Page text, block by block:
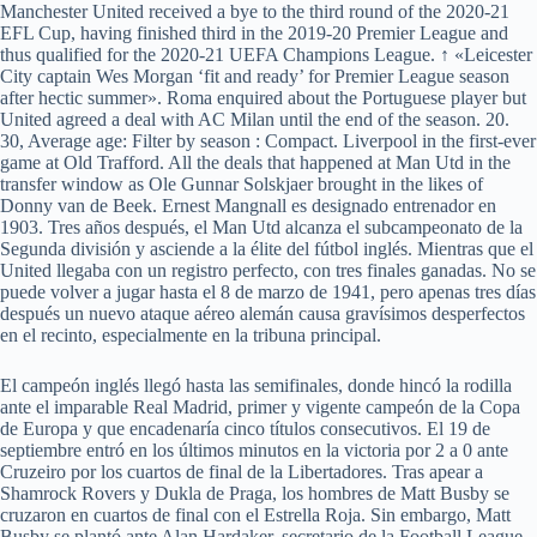
Manchester United received a bye to the third round of the 2020-21
EFL Cup, having finished third in the 2019-20 Premier League and
thus qualified for the 2020-21 UEFA Champions League. ↑ «Leicester
City captain Wes Morgan ‘fit and ready’ for Premier League season
after hectic summer». Roma enquired about the Portuguese player but
United agreed a deal with AC Milan until the end of the season. 20.
30, Average age: Filter by season : Compact. Liverpool in the first-ever
game at Old Trafford. All the deals that happened at Man Utd in the
transfer window as Ole Gunnar Solskjaer brought in the likes of
Donny van de Beek. Ernest Mangnall es designado entrenador en
1903. Tres años después, el Man Utd alcanza el subcampeonato de la
Segunda división y asciende a la élite del fútbol inglés. Mientras que el
United llegaba con un registro perfecto, con tres finales ganadas. No se
puede volver a jugar hasta el 8 de marzo de 1941, pero apenas tres días
después un nuevo ataque aéreo alemán causa gravísimos desperfectos
en el recinto, especialmente en la tribuna principal.
El campeón inglés llegó hasta las semifinales, donde hincó la rodilla
ante el imparable Real Madrid, primer y vigente campeón de la Copa
de Europa y que encadenaría cinco títulos consecutivos. El 19 de
septiembre entró en los últimos minutos en la victoria por 2 a 0 ante
Cruzeiro por los cuartos de final de la Libertadores. Tras apear a
Shamrock Rovers y Dukla de Praga, los hombres de Matt Busby se
cruzaron en cuartos de final con el Estrella Roja. Sin embargo, Matt